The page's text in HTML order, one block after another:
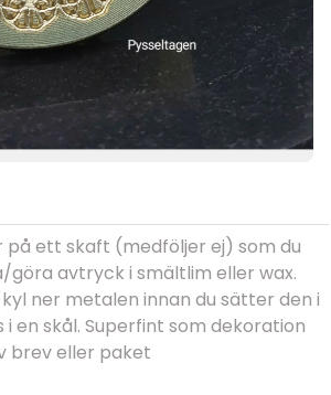
ett skaft (medföljer ej) som du
avtryck i smältlim eller wax.
ner metalen innan du sätter den i
en skål. Superfint som dekoration
brev eller paket